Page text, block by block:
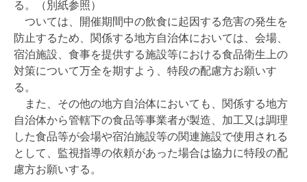
る。（別紙参照）
ついては、開催期間中の飲食に起因する危害の発生を
防止するため、関係する地方自治体においては、会場、
宿泊施設、食事を提供する施設等における食品衛生上の
対策について万全を期すよう、特段の配慮方お願いす
る。
また、その他の地方自治体においても、関係する地方
自治体から管轄下の食品等事業者が製造、加工又は調理
した食品等が会場や宿泊施設等の関連施設で使用される
として、監視指導の依頼があった場合は協力に特段の配
慮方お願いする。